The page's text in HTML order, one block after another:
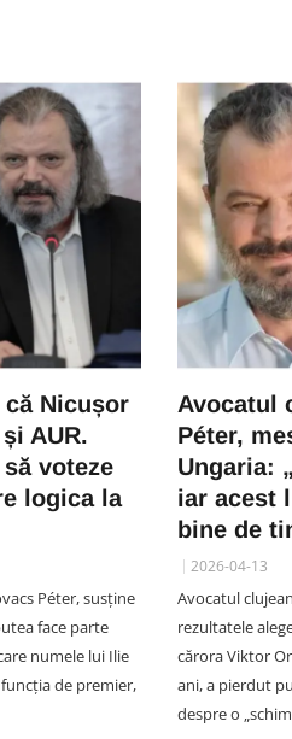
că Nicușor
AUR.
voteze
logica la
Péter, susține
face parte
numele lui Ilie
de premier,
Avocatul
Péter,
Ungaria:
iar acest
bine de
2026-04-13
Avocatul
rezultatele
cărora Viktor
ani, a pierdut
despre o